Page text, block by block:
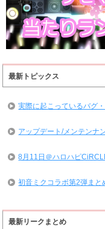
最新トピックス
実際に起こっているバグ
アップデート/メンテンナ
8月11日＠ハロハピ
初音ミクコラボ第2弾まと
最新リークまとめ